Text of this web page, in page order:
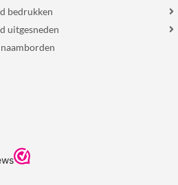
bedrukken
uitgesneden